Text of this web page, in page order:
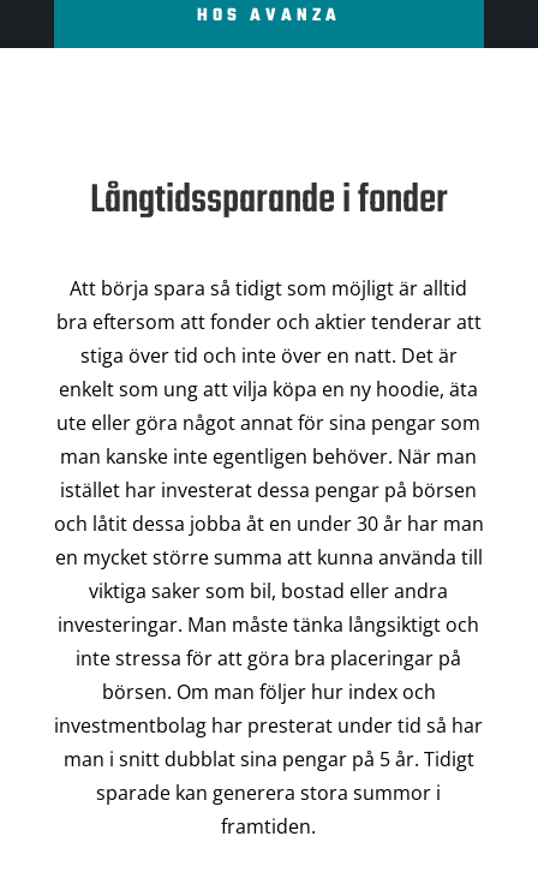
HOS AVANZA
Långtidssparande i fonder
Att börja spara så tidigt som möjligt är alltid
bra eftersom att fonder och aktier tenderar att
stiga över tid och inte över en natt. Det är
enkelt som ung att vilja köpa en ny hoodie, äta
ute eller göra något annat för sina pengar som
man kanske inte egentligen behöver. När man
istället har investerat dessa pengar på börsen
och låtit dessa jobba åt en under 30 år har man
en mycket större summa att kunna använda till
viktiga saker som bil, bostad eller andra
investeringar. Man måste tänka långsiktigt och
inte stressa för att göra bra placeringar på
börsen. Om man följer hur index och
investmentbolag har presterat under tid så har
man i snitt dubblat sina pengar på 5 år. Tidigt
sparade kan generera stora summor i
framtiden.